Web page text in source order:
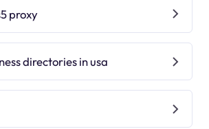
proxy
directories in usa